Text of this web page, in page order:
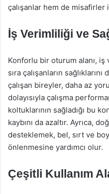
çalışanlar hem de misafirler
İş Verimliliği ve
Konforlu bir oturum alanı, iş
sıra çalışanların
çalışan bireyler, daha az
dolayısıyla çalışma
koltuklarının sağladığı bu
kaybını da azaltır. Ayrıca,
desteklemek, bel, sırt ve
önlenmesine yardımcı olur.
Çeşitli Kullanım